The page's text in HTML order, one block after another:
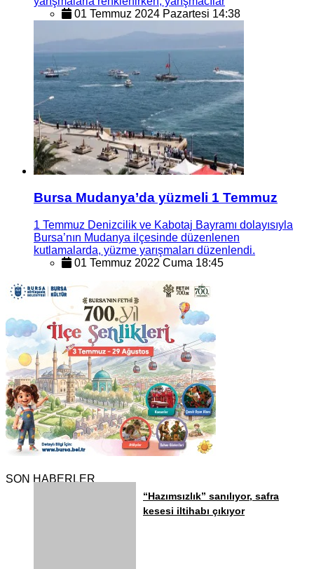
01 Temmuz 2024 Pazartesi 14:38
Bursa Mudanya’da yüzmeli 1 Temmuz
1 Temmuz Denizcilik ve Kabotaj Bayramı dolayısıyla
Bursa’nın Mudanya ilçesinde düzenlenen
kutlamalarda, yüzme yarışmaları düzenlendi.
01 Temmuz 2022 Cuma 18:45
SON HABERLER
“Hazımsızlık” sanılıyor, safra
kesesi iltihabı çıkıyor